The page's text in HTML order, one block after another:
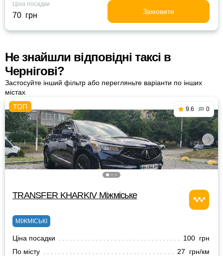
Ціна посадки
70 грн Замовити
Не знайшли відповідні таксі в
Чернігові?
Застосуйте інший фільтр або перегляньте варіанти по інших
містах
9.6 0
TRANSFER KHARKIV Міжміське
МІЖМІСЬКІ
Ціна посадки
100 грн
По місту
27 грн/км